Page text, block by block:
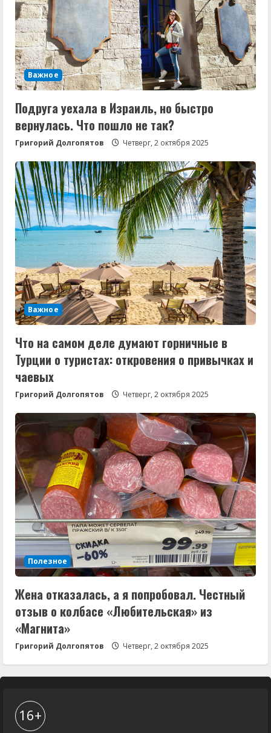
Важное
Подруга уехала в Израиль, но быстро
вернулась. Что пошло не так?
Григорий Долгопятов Четверг, 2 октября 2025
Важное
Что на самом деле думают горничные в
Турции о туристах: откровения о привычках и
чаевых
Григорий Долгопятов Четверг, 2 октября 2025
Полезное
Жена отказалась, а я попробовал. Честный
отзыв о колбасе «Любительская» из
«Магнита»
Григорий Долгопятов Четверг, 2 октября 2025
16+